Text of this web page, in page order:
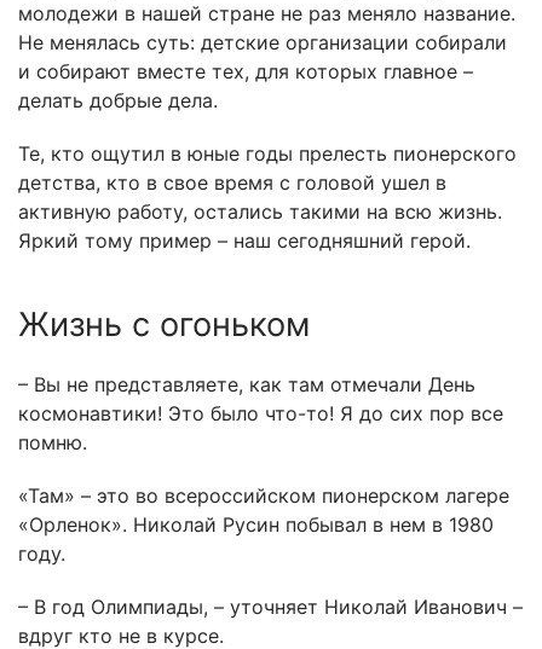
молодежи в нашей стране не раз меняло название.
Не менялась суть: детские организации собирали
и собирают вместе тех, для которых главное –
делать добрые дела.
Те, кто ощутил в юные годы прелесть пионерского
детства, кто в свое время с головой ушел в
активную работу, остались такими на всю жизнь.
Яркий тому пример – наш сегодняшний герой.
Жизнь с огоньком
– Вы не представляете, как там отмечали День
космонавтики! Это было что-то! Я до сих пор все
помню.
«Там» – это во всероссийском пионерском лагере
«Орленок». Николай Русин побывал в нем в 1980
году.
– В год Олимпиады, – уточняет Николай Иванович –
вдруг кто не в курсе.